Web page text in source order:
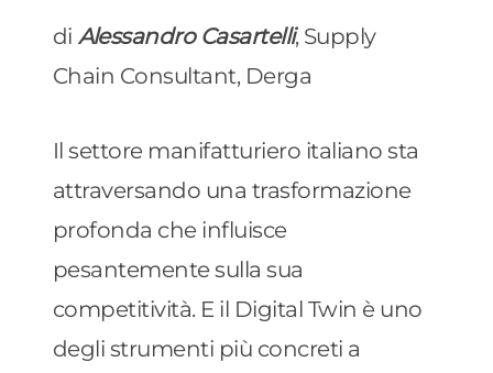
di Alessandro Casartelli, Supply
Chain Consultant, Derga
Il settore manifatturiero italiano sta
attraversando una trasformazione
profonda che influisce
pesantemente sulla sua
competitività. E il Digital Twin è uno
degli strumenti più concreti a